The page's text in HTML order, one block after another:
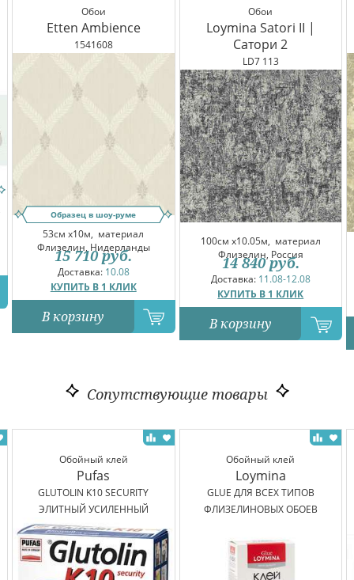
Обои
Etten Ambience
1541608
Образец в шоу-руме
53см x10м, материал
Флизелин, Нидерланды
Доставка: 10.08
КУПИТЬ В 1 КЛИК
15 710 руб.
В корзину
Обои
Loymina Satori II |
Сатори 2
LD7 113
100см x10.05м, материал
Флизелин, Россия
Доставка: 11.08-12.08
КУПИТЬ В 1 КЛИК
14 840 руб.
В корзину
Сопутствующие товары
Обойный клей
Pufas
GLUTOLIN K10 SECURITY
ЭЛИТНЫЙ УСИЛЕННЫЙ
Обойный клей
Loymina
GLUE ДЛЯ ВСЕХ ТИПОВ
ФЛИЗЕЛИНОВЫХ ОБОЕВ